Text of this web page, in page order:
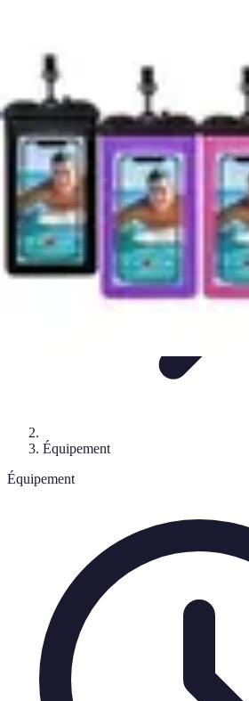
Plongée et Jet
Équipement
Équipement